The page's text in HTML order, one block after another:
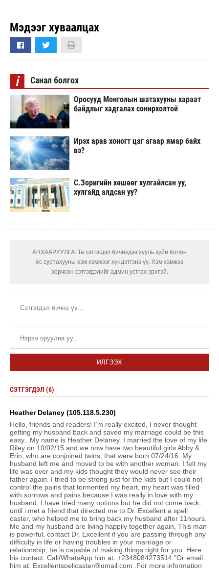
Мэдээг хуваалцах
i Санал болгох
Оросууд Монголын шатахууны хараат
байдлыг хадгалах сонирхолтой
Ирэх арав хоногт цаг агаар ямар байх
вэ?
С.Зоригийн хөшөөг хулгайлсан уу,
хулгайд алдсан уу?
АНХААРУУЛГА: Та сэтгэгдэл бичихдээ хууль зүйн болон
ёс суртахууны хэм хэмжээг хүндэтгэнэ үү. Хэм хэмжээ
зөрчсөн сэтгэгдэлийг админ устгах эрхтэй.
ИЛГЭЭХ
СЭТГЭГДЭЛ (6)
Heather Delaney (105.118.5.230)
Hello, friends and readers! I’m really excited, I never thought
getting my husband back and saved my marriage could be this
easy.. My name is Heather Delaney. I married the love of my life
Riley on 10/02/15 and we now have two beautiful girls Abby &
Erin, who are conjoined twins, that were born 07/24/16. My
husband left me and moved to be with another woman. I felt my
life was over and my kids thought they would never see their
father again. I tried to be strong just for the kids but I could not
control the pains that tormented my heart, my heart was filled
with sorrows and pains because I was really in love with my
husband. I have tried many options but he did not come back,
until i met a friend that directed me to Dr. Excellent a spell
caster, who helped me to bring back my husband after 11hours.
Me and my husband are living happily together again, This man
is powerful, contact Dr. Excellent if you are passing through any
difficulty in life or having troubles in your marriage or
relationship, he is capable of making things right for you. Here
his contact. Call/WhatsApp him at: +2348084273514 "Or email
him at: Excellentspellcaster@gmail.com ,For more information